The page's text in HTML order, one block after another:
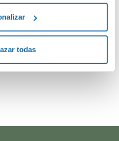
todas